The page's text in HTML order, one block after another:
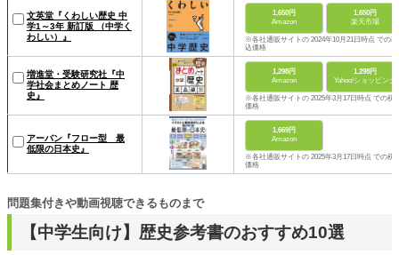
文英堂『くわしい歴史 中
学1～3年 新訂版 （中学く
わしい）』
1,650円
Amazon
1,650円
楽天市場
※各社通販サイトの 2024年10月21日時点 での税
込価格
増進堂・受験研究社『中
学社会まとめノート 歴
史』
1,298円
Amazon
1,298円
Yahoo!ショッピング
※各社通販サイトの 2025年3月17日時点 での税
価格
アーバン『フロー型 最
低限の日本史』
1,669円
Amazon
※各社通販サイトの 2025年3月17日時点 での税
価格
【中学生向け】歴史参考書のおすすめ10選
問題集付きや動画視聴できるものまで